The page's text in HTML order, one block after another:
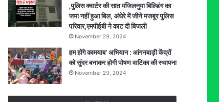
,पुलिस क्वार्टर की सात मंजिलनुमा बिल्डिंग का
जमा नहीं हुआ बिल, अंधेरे में जीने मजबूर पुलिस
परिवार,एमपीईबी ने काट दी बिजली
November 29, 2024
हम होंगे कामयाब’ अभियान : आंगनबाड़ी केंद्रों
को सुंदर बनाकर होगी पोषण वाटिका की स्थापना
November 29, 2024